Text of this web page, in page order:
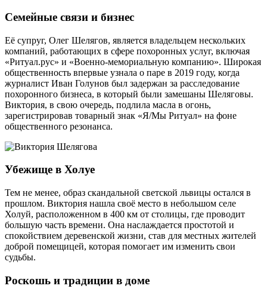
Семейные связи и бизнес
Её супруг, Олег Шелягов, является владельцем нескольких
компаний, работающих в сфере похоронных услуг, включая
«Ритуал.рус» и «Военно-мемориальную компанию». Широкая
общественность впервые узнала о паре в 2019 году, когда
журналист Иван Голунов был задержан за расследование
похоронного бизнеса, в который были замешаны Шеляговы.
Виктория, в свою очередь, подлила масла в огонь,
зарегистрировав товарный знак «Я/Мы Ритуал» на фоне
общественного резонанса.
Убежище в Холуе
Тем не менее, образ скандальной светской львицы остался в
прошлом. Виктория нашла своё место в небольшом селе
Холуй, расположенном в 400 км от столицы, где проводит
большую часть времени. Она наслаждается простотой и
спокойствием деревенской жизни, став для местных жителей
доброй помещицей, которая помогает им изменить свои
судьбы.
Роскошь и традиции в доме